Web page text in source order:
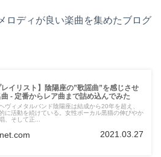
ロディが良い楽曲を集めたブログ
レイリスト】陰陽座の”歌謡曲”を感じさせ
曲 - 定番からレア曲まで詰め込んでみた
ヴィメタルバンド陰陽座は結成から20年を超え、
に活動を続けている。女性ボーカル黒猫の伸びやか
、そして正...
2021.03.27